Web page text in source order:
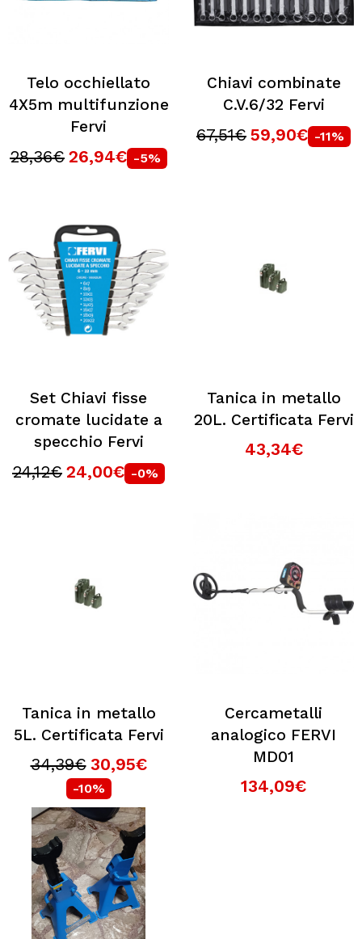
Telo occhiellato
4X5m multifunzione
Fervi
28,36€ 26,94€ -5%
Chiavi combinate
C.V.6/32 Fervi
67,51€ 59,90€ -11%
Set Chiavi fisse
cromate lucidate a
specchio Fervi
24,12€ 24,00€ -0%
Tanica in metallo
20L. Certificata Fervi
43,34€
Tanica in metallo
5L. Certificata Fervi
34,39€ 30,95€
-10%
Cercametalli
analogico FERVI
MD01
134,09€